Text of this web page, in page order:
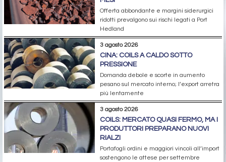
Offerta abbondante e margini siderurgici
ridotti prevalgono sui rischi legati a Port
Hedland
3 agosto 2026
CINA: COILS A CALDO SOTTO
PRESSIONE
Domanda debole e scorte in aumento
pesano sul mercato interno; l’export arretra
più lentamente
3 agosto 2026
COILS: MERCATO QUASI FERMO, MA I
PRODUTTORI PREPARANO NUOVI
RIALZI
Portafogli ordini e maggiori vincoli all’import
sostengono le attese per settembre